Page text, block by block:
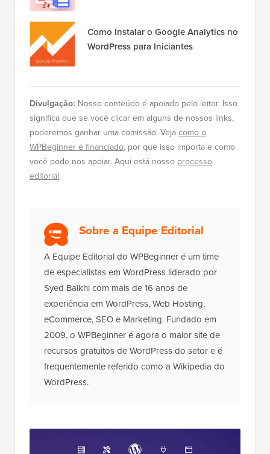
Como Instalar o Google Analytics no
WordPress para Iniciantes
Divulgação: Nosso conteúdo é apoiado pelo leitor. Isso
significa que se você clicar em alguns de nossos links,
poderemos ganhar uma comissão. Vejacomo o
WPBeginner é financiado, por que isso importa e como
você pode nos apoiar. Aqui está nosso processo
editorial.
Sobre a Equipe Editorial
A Equipe Editorial do WPBeginner é um time
de especialistas em WordPress liderado por
Syed Balkhi com mais de 16 anos de
experiência em WordPress, Web Hosting,
eCommerce, SEO e Marketing. Fundado em
2009, o WPBeginner é agora o maior site de
recursos gratuitos de WordPress do setor e é
frequentemente referido como a Wikipedia do
WordPress.